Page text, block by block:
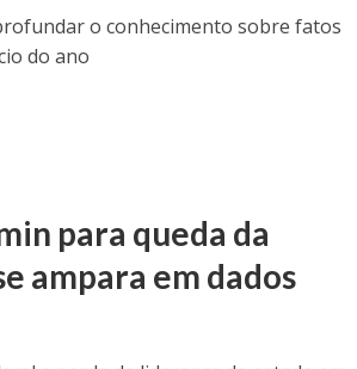
o conhecimento sobre fatos
do ano
para queda da
ampara em dados